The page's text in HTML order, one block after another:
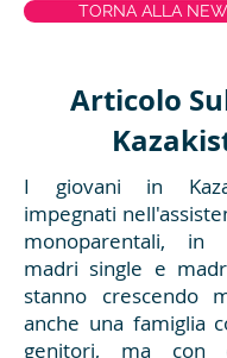
TORNA ALLA
Articolo
I giovani in
impegnati
monoparentali, in
madri single e
stanno crescendo
anche una famiglia
genitori, ma con